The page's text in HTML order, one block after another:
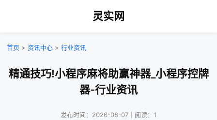
灵实网
首页 > 资讯中心 > 行业资讯
精通技巧!小程序麻将助赢神器_小程序控牌
器-行业资讯
发布时间：2026-08-07｜阅读：1